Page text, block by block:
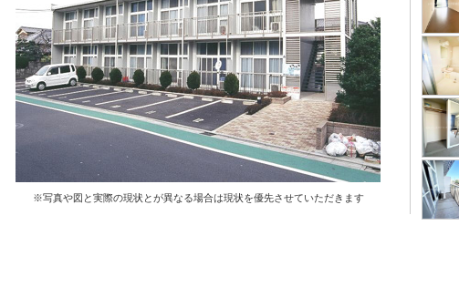
※写真や図と実際の現状とが異なる場合は現状を優先させていただきます